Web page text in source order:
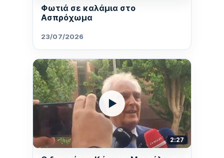
Φωτιά σε καλάμια στο
Ασπρόχωμα
23/07/2026
▶
2:27